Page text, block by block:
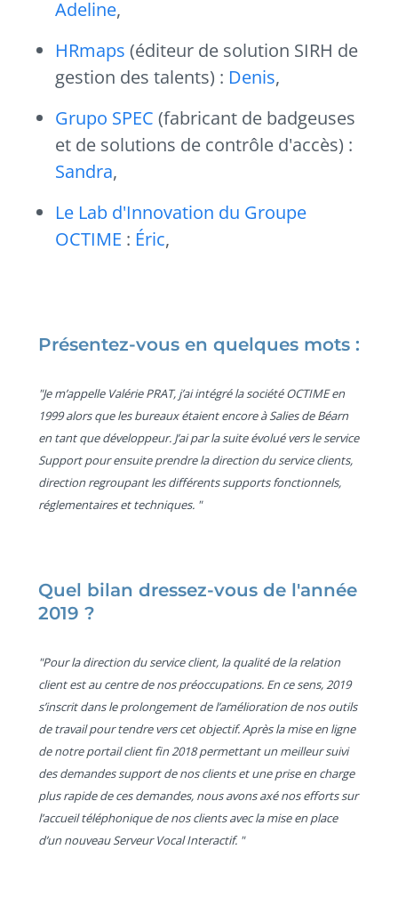
Adeline,
HRmaps (éditeur de solution SIRH de
gestion des talents) : Denis,
Grupo SPEC (fabricant de badgeuses
et de solutions de contrôle d'accès) :
Sandra,
Le Lab d'Innovation du Groupe
OCTIME : Éric,
Présentez-vous en quelques mots :
"Je m’appelle Valérie PRAT, j’ai intégré la société OCTIME en
1999 alors que les bureaux étaient encore à Salies de Béarn
en tant que développeur. J’ai par la suite évolué vers le service
Support pour ensuite prendre la direction du service clients,
direction regroupant les différents supports fonctionnels,
réglementaires et techniques. "
Quel bilan dressez-vous de l'année
2019 ?
"Pour la direction du service client, la qualité de la relation
client est au centre de nos préoccupations. En ce sens, 2019
s’inscrit dans le prolongement de l’amélioration de nos outils
de travail pour tendre vers cet objectif. Après la mise en ligne
de notre portail client fin 2018 permettant un meilleur suivi
des demandes support de nos clients et une prise en charge
plus rapide de ces demandes, nous avons axé nos efforts sur
l’accueil téléphonique de nos clients avec la mise en place
d’un nouveau Serveur Vocal Interactif. "